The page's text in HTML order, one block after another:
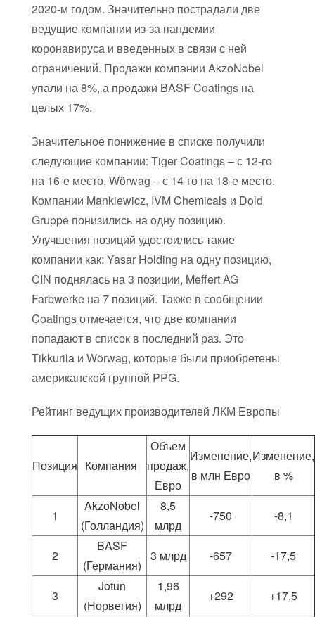
2020-м годом. Значительно пострадали две
ведущие компании из-за пандемии
коронавируса и введенных в связи с ней
ограничений. Продажи компании AkzoNobel
упали на 8%, а продажи BASF Coatings на
целых 17%.
Значительное понижение в списке получили
следующие компании: Tiger Coatings – с 12-го
на 16-е место, Wörwag – с 14-го на 18-е место.
Компании Mankiewicz, IVM Chemicals и Dold
Gruppe понизились на одну позицию.
Улучшения позиций удостоились такие
компании как: Yasar Holding на одну позицию,
CIN поднялась на 3 позиции, Meffert AG
Farbwerke на 7 позиций. Также в сообщении
Coatings отмечается, что две компании
попадают в список в последний раз. Это
Tikkurila и Wörwag, которые были приобретены
американской группой PPG.
Рейтинг ведущих производителей ЛКМ Европы
Позиция Компания
Объем
продаж,
Евро
Изменение,
в млн Евро
Изменение,
в %
1
AkzoNobel
(Голландия)
8,5
млрд
-750 -8,1
2
BASF
(Германия)
3 млрд -657 -17,5
3
Jotun
(Норвегия)
1,96
млрд
+292 +17,5